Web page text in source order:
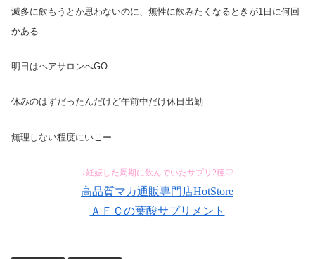
滅多に飲もうとか思わないのに、無性に飲みたくなるときが1日に何回
かある
明日はヘアサロンへGO
休みのはずだったんだけど午前中だけ休日出勤
無理しない程度にいこー
↓妊娠した周期に飲んでいたサプリ2種♡
高品質マカ通販専門店HotStore
ＡＦＣの葉酸サプリメント